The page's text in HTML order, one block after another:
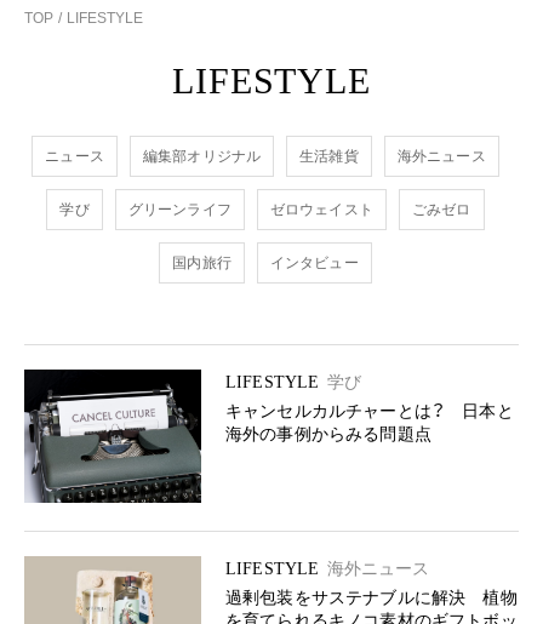
TOP LIFESTYLE
LIFESTYLE
ニュース 編集部オリジナル 生活雑貨 海外ニュース
学び グリーンライフ ゼロウェイスト ごみゼロ
国内旅行 インタビュー
LIFESTYLE 学び
キャンセルカルチャーとは？ 日本と
海外の事例からみる問題点
LIFESTYLE 海外ニュース
過剰包装をサステナブルに解決 植物